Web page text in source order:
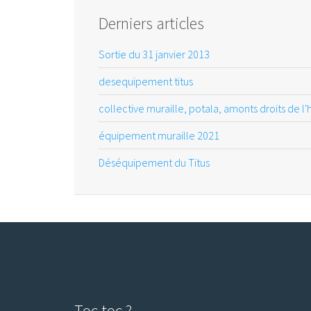
Derniers articles
Sortie du 31 janvier 2013
desequipement titus
collective muraille, potala, amonts droits de
équipement muraille 2021
Déséquipement du Titus